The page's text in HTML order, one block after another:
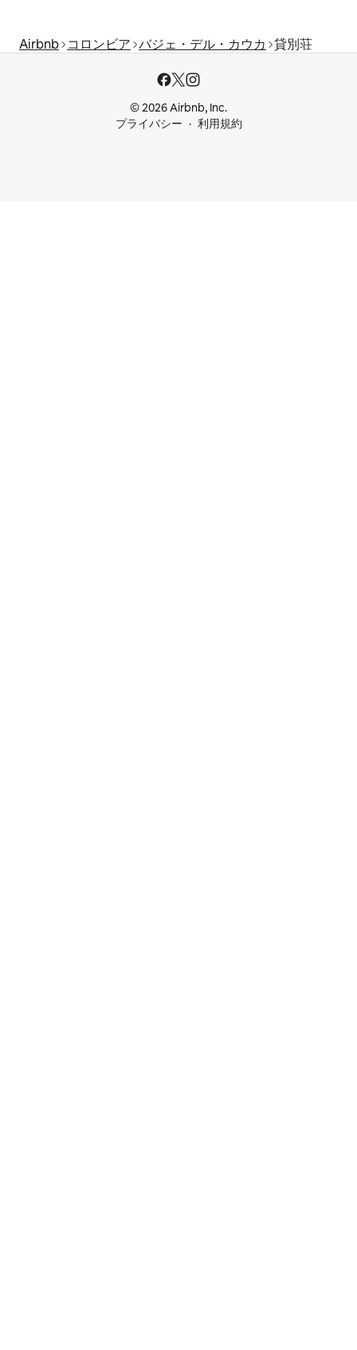
Airbnb コロンビア バジェ・デル・カウカ 貸別荘
© 2026 Airbnb, Inc.
プライバシー
利用規約